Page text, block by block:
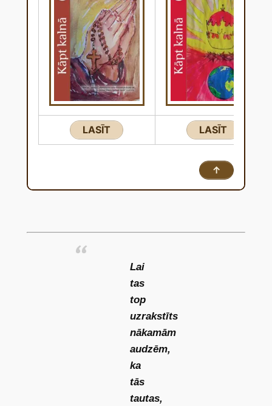
LASĪT LASĪT
↑
Lai
tas
top
uzrakstīts
nākamām
audzēm,
ka
tās
tautas,